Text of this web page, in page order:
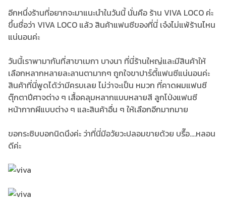
อีกหนึ่งร้านที่อยากจะมาแนะนำในวันนี้ นั่นคือ ร้าน VIVA LOCO ค่ะ
ขึ้นชื่อว่า VIVA LOCO แล้ว สินค้าแฟนซีของที่นี่ เจ๋งไม่แพ้ร้านไหน
แน่นอนค่ะ
วันนี้เราพามากันที่สาขาเมกา บางนา ที่นี่ร้านใหญ่และมีสินค้าให้
เลือกหลากหลายละลานตามากๆ ถูกใจขาปาร์ตี้แฟนซีแน่นอนค่ะ
สินค้าที่นี่พูดได้ว่ามีครบเลย ไม่ว่าจะเป็น หมวก ที่คาดผมแฟนซี
ตุ๊กตาปีศาจต่าง ๆ เสื้อคลุมหลากแบบหลายสี ลูกโป่งแฟนซี
หน้ากากผีแบบต่าง ๆ และสินค้าอื่น ๆ ให้เลือกอีกมากมาย
ขอกระซิบบอกนิดนึงค่ะ ว่าที่นี่มีอวัยวะปลอมขายด้วย บรื๊อ....หลอน
ดีค่ะ